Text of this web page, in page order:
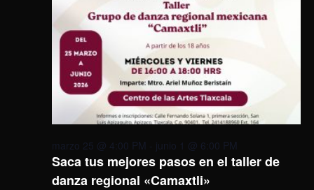
Saca tus mejores pasos en el taller de
danza regional «Camaxtli»
marzo 25 @ 4:00 PM - junio 1 @ 6:00 PM